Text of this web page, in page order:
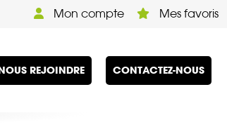
Mon compte Mes favoris
REJOINDRE CONTACTEZ-NOUS